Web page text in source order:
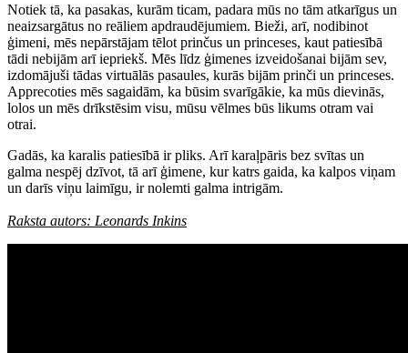
Notiek tā, ka pasakas, kurām ticam, padara mūs no tām atkarīgus un
neaizsargātus no reāliem apdraudējumiem. Bieži, arī, nodibinot
ģimeni, mēs nepārstājam tēlot prinčus un princeses, kaut patiesībā
tādi nebijām arī iepriekš. Mēs līdz ģimenes izveidošanai bijām sev,
izdomājuši tādas virtuālās pasaules, kurās bijām prinči un princeses.
Apprecoties mēs sagaidām, ka būsim svarīgākie, ka mūs dievinās,
lolos un mēs drīkstēsim visu, mūsu vēlmes būs likums otram vai
otrai.
Gadās, ka karalis patiesībā ir pliks. Arī karaļpāris bez svītas un
galma nespēj dzīvot, tā arī ģimene, kur katrs gaida, ka kalpos viņam
un darīs viņu laimīgu, ir nolemti galma intrigām.
Raksta autors: Leonards Inkins